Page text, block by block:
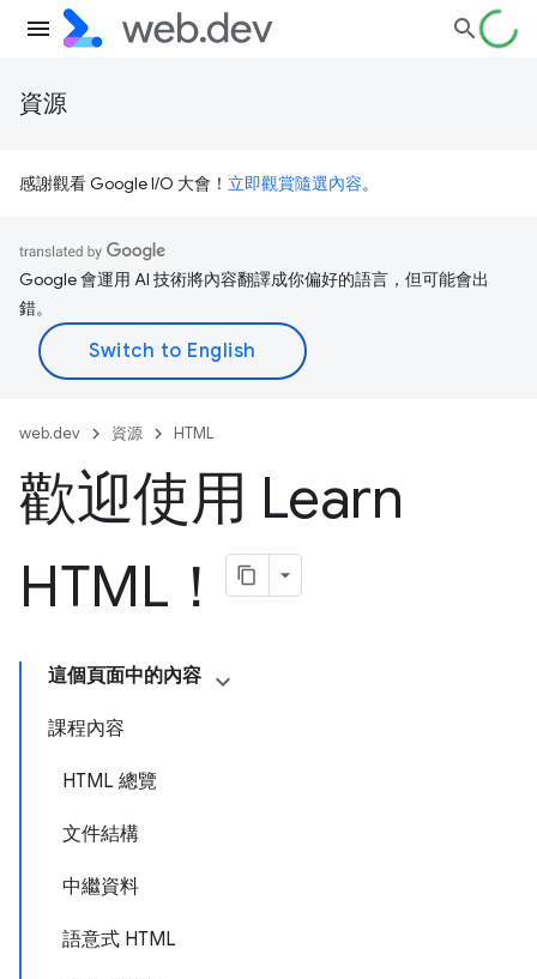
資源
感謝觀看 Google I/O 大會！ 立即觀賞隨選內容。
Google 會運用 AI 技術將內容翻譯成你偏好的語言，但可能會出
錯。
web.dev 資源 HTML
歡迎使用 Learn
HTML！
這個頁面中的內容
課程內容
HTML 總覽
文件結構
中繼資料
語意式 HTML